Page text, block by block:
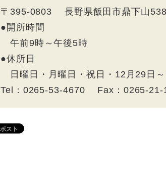
〒395-0803 長野県飯田市鼎下山538
●開所時間
午前9時～午後5時
●休所日
日曜日・月曜日・祝日・12月29日
Tel：0265-53-4670 Fax：0265-